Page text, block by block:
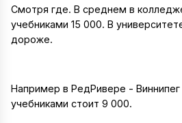
Смотря где. В среднем в
учебниками 15 000. В
дороже.
Например в РедРивере -
учебниками стоит 9 000.